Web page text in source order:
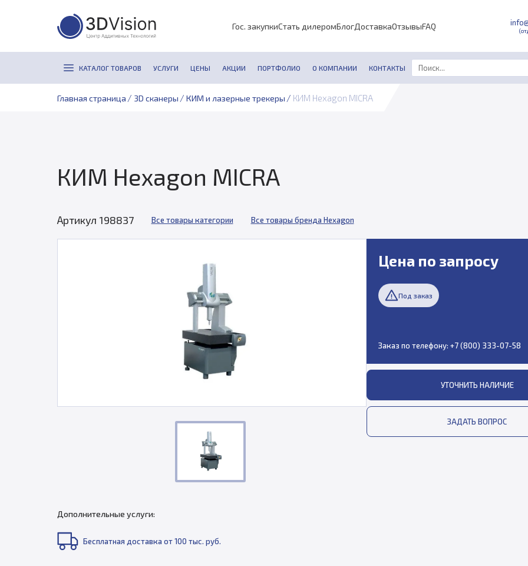
Гос. закупкиСтать дилеромБлогДоставкаОтзывыFAQ
КАТАЛОГ ТОВАРОВ УСЛУГИ ЦЕНЫ АКЦИИ ПОРТФОЛИО О КОМПАНИИ КОНТАКТЫ
Главная страница / 3D сканеры / КИМ и лазерные трекеры / КИМ Hexagon MICRA
КИМ Hexagon MICRA
Артикул 198837 Все товары категории Все товары бренда Hexagon
Цена по запросу
Под заказ
Заказ по телефону: +7 (800) 333-07-58
УТОЧНИТЬ НАЛИЧИЕ
ЗАДАТЬ ВОПРОС
Дополнительные услуги:
Бесплатная доставка от 100 тыс. руб.